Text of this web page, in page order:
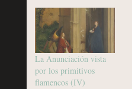
La Anunciación vista
por los primitivos
flamencos (IV)